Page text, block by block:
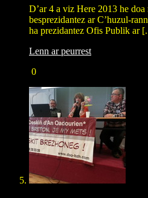
D’ar 4 a viz Here 2013 he
besprezidantez ar C’huzul-
ha prezidantez Ofis Publik ar
Lenn ar peurrest
0